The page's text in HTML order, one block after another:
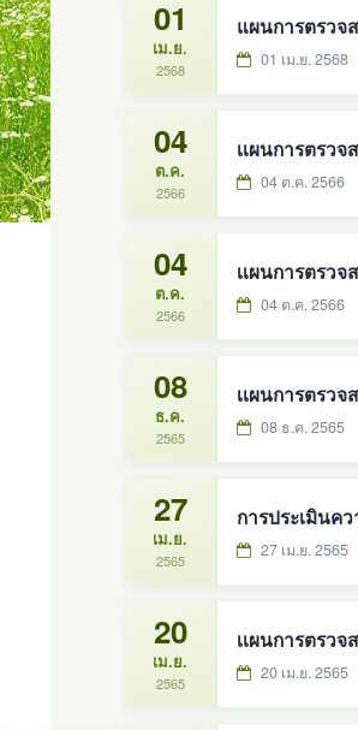
01
เม.ย.
2568
แผนการตรวจ
01 เม.ย. 2568
04
ต.ค.
2566
เเผนการตรว
04 ต.ค. 2566
04
ต.ค.
2566
เเผนการตรว
04 ต.ค. 2566
08
ธ.ค.
2565
เเผนการตรว
08 ธ.ค. 2565
27
เม.ย.
2565
การประเมินค
27 เม.ย. 2565
20
เม.ย.
2565
เเผนการตรว
20 เม.ย. 2565